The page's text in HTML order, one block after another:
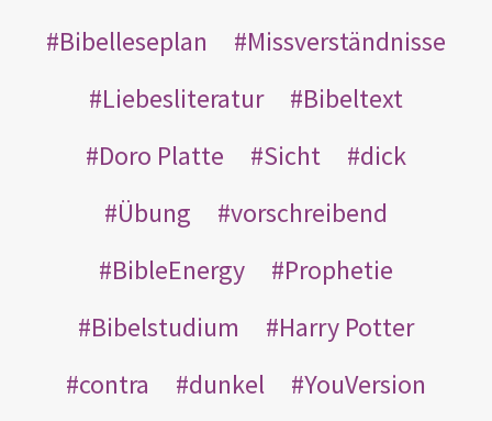
Bibelleseplan
Missverständnisse
Liebesliteratur
Bibeltext
Doro Platte
Sicht
dick
Übung
vorschreibend
BibleEnergy
Prophetie
Bibelstudium
Harry Potter
contra
dunkel
YouVersion